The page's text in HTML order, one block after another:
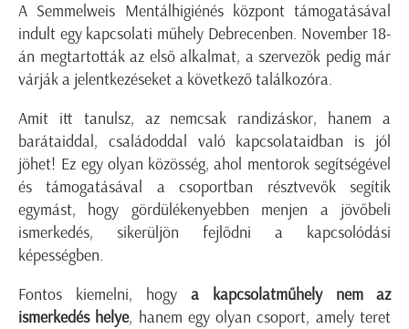
A Semmelweis Mentálhigiénés központ támogatásával
indult egy kapcsolati műhely Debrecenben. November 18-
án megtartották az első alkalmat, a szervezők pedig már
várják a jelentkezéseket a következő találkozóra.
Amit itt tanulsz, az nemcsak randizáskor, hanem a
barátaiddal, családoddal való kapcsolataidban is jól
jöhet! Ez egy olyan közösség, ahol mentorok segítségével
és támogatásával a csoportban résztvevők segítik
egymást, hogy gördülékenyebben menjen a jövőbeli
ismerkedés, sikerüljön fejlődni a kapcsolódási
képességben.
Fontos kiemelni, hogy a kapcsolatműhely nem az
ismerkedés helye, hanem egy olyan csoport, amely teret